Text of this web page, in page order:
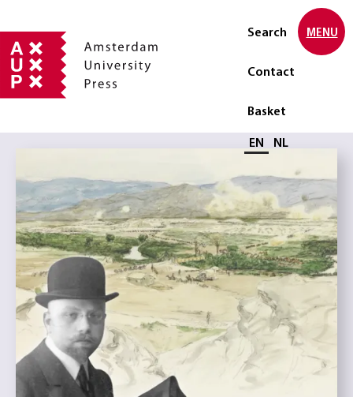
Search
Contact
Basket
Select language
EN NL
MENU